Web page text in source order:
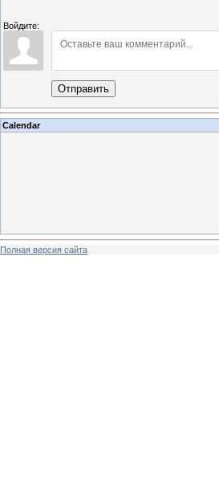
Войдите:
Отправить
Calendar
Полная версия сайта